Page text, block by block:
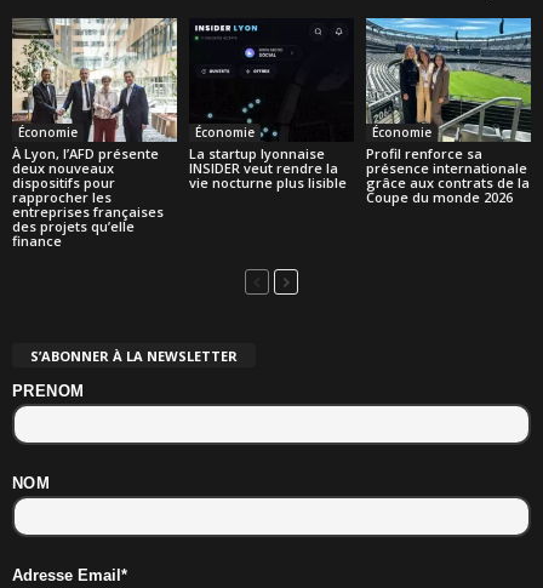
Économie
À Lyon, l’AFD présente
deux nouveaux
dispositifs pour
rapprocher les
entreprises françaises
des projets qu’elle
finance
Économie
La startup lyonnaise
INSIDER veut rendre la
vie nocturne plus lisible
Économie
Profil renforce sa
présence internationale
grâce aux contrats de la
Coupe du monde 2026
S’ABONNER À LA NEWSLETTER
PRENOM
NOM
Adresse Email*